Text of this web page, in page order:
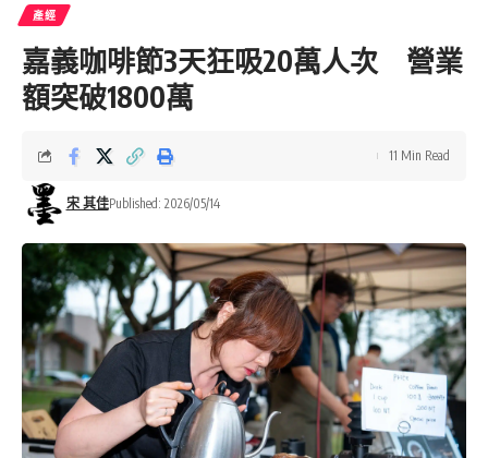
產經
嘉義咖啡節3天狂吸20萬人次 營業
額突破1800萬
宋 其佳Published: 2026/05/14
11 Min Read